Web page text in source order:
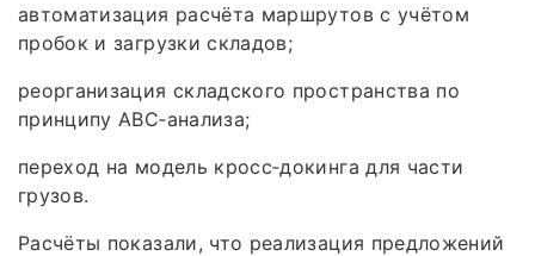
автоматизация расчёта маршрутов с учётом
пробок и загрузки складов;
реорганизация складского пространства по
принципу ABC‑анализа;
переход на модель кросс‑докинга для части
грузов.
Расчёты показали, что реализация предложений